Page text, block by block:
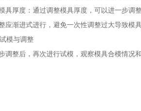
具厚度：通过调整模具厚度，可以进一步调
应渐进式进行，避免一次性调整过大导致模具
模与调整
调整后，再次进行试模，观察模具合模情况